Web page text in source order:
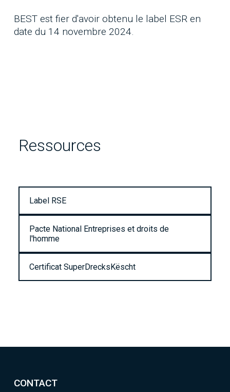
BEST est fier d'avoir obtenu le label ESR en
date du 14 novembre 2024.
Ressources
Label RSE
Pacte National Entreprises et droits de
l'homme
Certificat SuperDrecksKëscht
CONTACT